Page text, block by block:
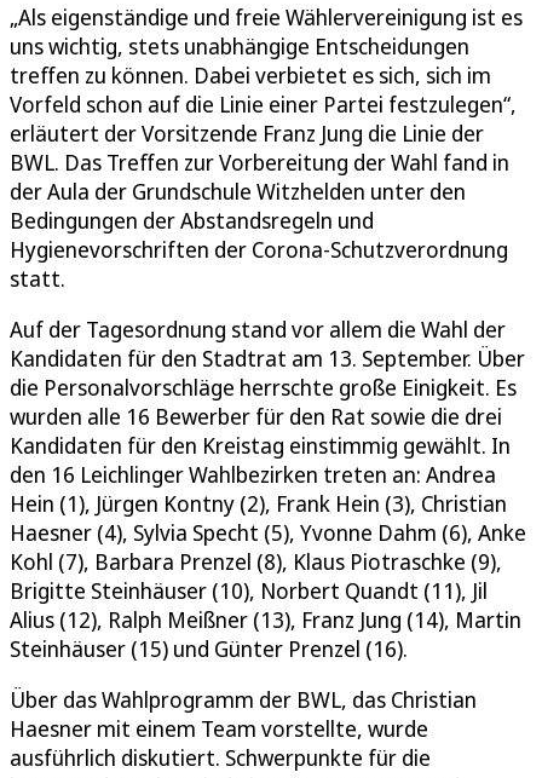
„Als eigenständige und freie Wählervereinigung ist es
uns wichtig, stets unabhängige Entscheidungen
treffen zu können. Dabei verbietet es sich, sich im
Vorfeld schon auf die Linie einer Partei festzulegen“,
erläutert der Vorsitzende Franz Jung die Linie der
BWL. Das Treffen zur Vorbereitung der Wahl fand in
der Aula der Grundschule Witzhelden unter den
Bedingungen der Abstandsregeln und
Hygienevorschriften der Corona-Schutzverordnung
statt.
Auf der Tagesordnung stand vor allem die Wahl der
Kandidaten für den Stadtrat am 13. September. Über
die Personalvorschläge herrschte große Einigkeit. Es
wurden alle 16 Bewerber für den Rat sowie die drei
Kandidaten für den Kreistag einstimmig gewählt. In
den 16 Leichlinger Wahlbezirken treten an: Andrea
Hein (1), Jürgen Kontny (2), Frank Hein (3), Christian
Haesner (4), Sylvia Specht (5), Yvonne Dahm (6), Anke
Kohl (7), Barbara Prenzel (8), Klaus Piotraschke (9),
Brigitte Steinhäuser (10), Norbert Quandt (11), Jil
Alius (12), Ralph Meißner (13), Franz Jung (14), Martin
Steinhäuser (15) und Günter Prenzel (16).
Über das Wahlprogramm der BWL, das Christian
Haesner mit einem Team vorstellte, wurde
ausführlich diskutiert. Schwerpunkte für die